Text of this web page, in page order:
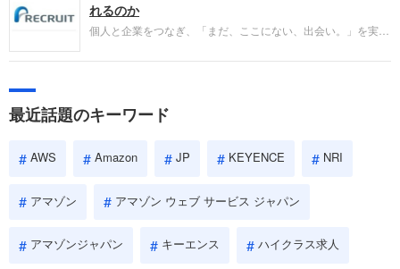
IBMです。採用面接対策の企業研究にご活用くださ
い。
れるのか
個人と企業をつなぎ、「まだ、ここにない、出会い。」を実現
やこれまでの成果を具体的に問われるほか、「人間性」も評価
しょう。
最近話題のキーワード
AWS Amazon JP KEYENCE NRI
アマゾン アマゾン ウェブ サービス ジャパン
アマゾンジャパン キーエンス ハイクラス求人